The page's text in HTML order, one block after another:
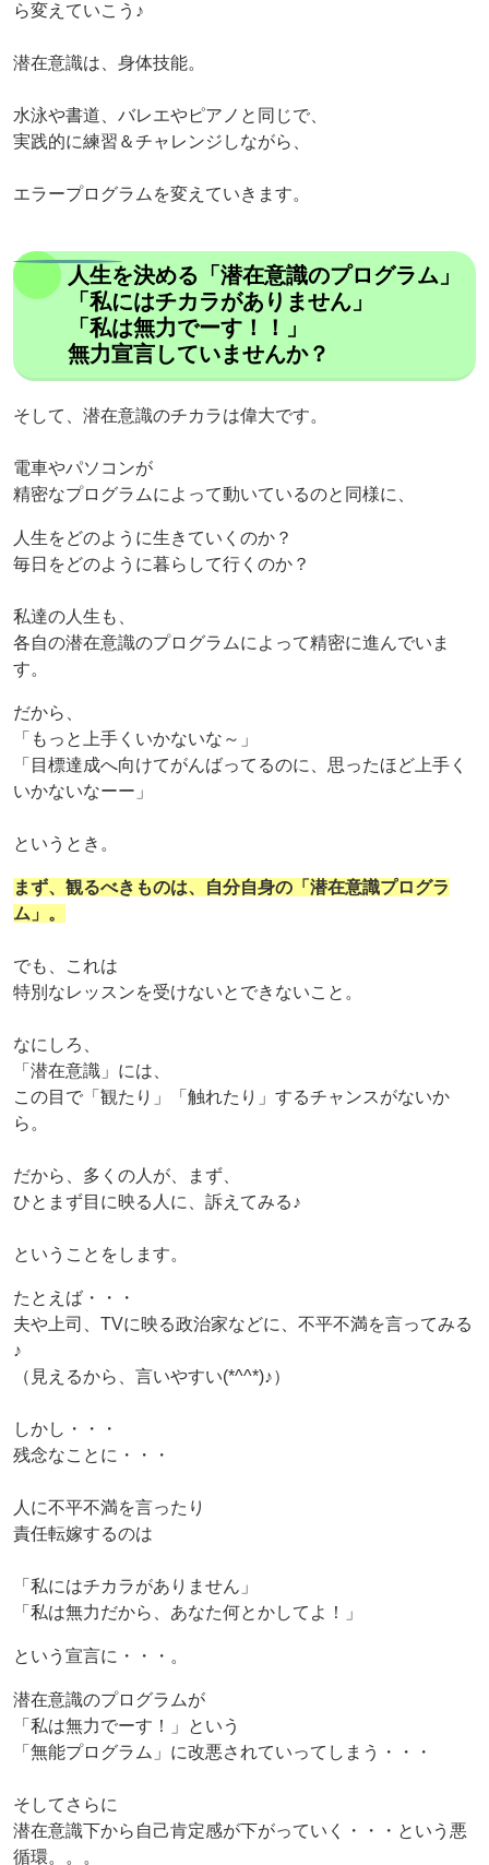
ら変えていこう♪
潜在意識は、身体技能。
水泳や書道、バレエやピアノと同じで、
実践的に練習＆チャレンジしながら、
エラープログラムを変えていきます。
人生を決める「潜在意識のプログラム」
「私にはチカラがありません」
「私は無力でーす！！」
無力宣言していませんか？
そして、潜在意識のチカラは偉大です。
電車やパソコンが
精密なプログラムによって動いているのと同様に、
人生をどのように生きていくのか？
毎日をどのように暮らして行くのか？
私達の人生も、
各自の潜在意識のプログラムによって精密に進んでいま
す。
だから、
「もっと上手くいかないな～」
「目標達成へ向けてがんばってるのに、思ったほど上手く
いかないなーー」
というとき。
まず、観るべきものは、自分自身の「潜在意識プログラ
ム」。
でも、これは
特別なレッスンを受けないとできないこと。
なにしろ、
「潜在意識」には、
この目で「観たり」「触れたり」するチャンスがないか
ら。
だから、多くの人が、まず、
ひとまず目に映る人に、訴えてみる♪
ということをします。
たとえば・・・
夫や上司、TVに映る政治家などに、不平不満を言ってみる
♪
（見えるから、言いやすい(*^^*)♪）
しかし・・・
残念なことに・・・
人に不平不満を言ったり
責任転嫁するのは
「私にはチカラがありません」
「私は無力だから、あなた何とかしてよ！」
という宣言に・・・。
潜在意識のプログラムが
「私は無力でーす！」という
「無能プログラム」に改悪されていってしまう・・・
そしてさらに
潜在意識下から自己肯定感が下がっていく・・・という悪
循環。。。